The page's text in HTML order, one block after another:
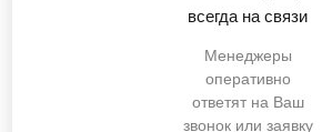
всегда на связи
Менеджеры
оперативно
ответят на Ваш
звонок или заявку